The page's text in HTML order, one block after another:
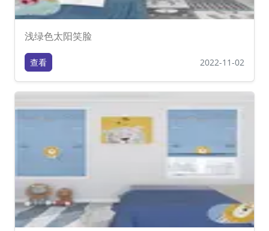
浅绿色太阳笑脸
查看 2022-11-02